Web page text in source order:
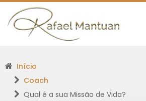
Início
Coach
Qual é a sua Missão de Vida?